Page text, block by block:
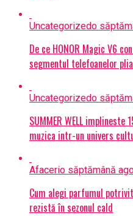
Uncategorizedo
De ce HONOR Magic V6
segmentul telefoanelor
Uncategorizedo
SUMMER WELL
muzica intr-un univers
Afacerio săptămână
Cum alegi parfumul
rezistă în sezonul cald